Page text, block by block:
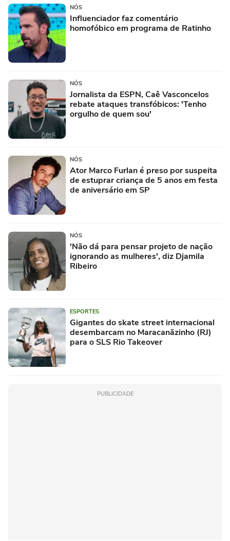
NÓS
Influenciador faz comentário
homofóbico em programa de Ratinho
NÓS
Jornalista da ESPN, Caê Vasconcelos
rebate ataques transfóbicos: 'Tenho
orgulho de quem sou'
NÓS
Ator Marco Furlan é preso por suspeita
de estuprar criança de 5 anos em festa
de aniversário em SP
NÓS
'Não dá para pensar projeto de nação
ignorando as mulheres', diz Djamila
Ribeiro
ESPORTES
Gigantes do skate street internacional
desembarcam no Maracanãzinho (RJ)
para o SLS Rio Takeover
PUBLICIDADE